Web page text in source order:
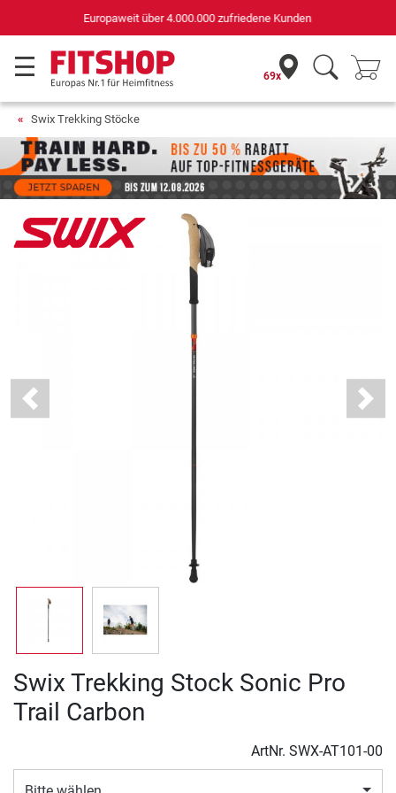
für Sportgeräte (n-tv+DISQ 2016-2024)
69x
Swix Trekking Stöcke
Previous Next
Swix Trekking Stock Sonic Pro
Trail Carbon
ArtNr. SWX-AT101-00